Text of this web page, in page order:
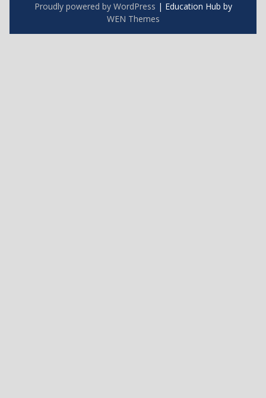
Proudly powered by WordPress | Education Hub by
WEN Themes